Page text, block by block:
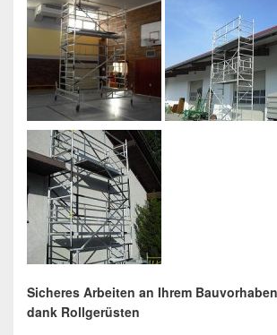
Sicheres Arbeiten an Ihrem
dank Rollgerüsten